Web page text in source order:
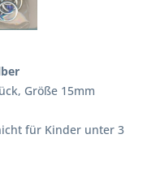
Größe 15mm
für Kinder unter 3